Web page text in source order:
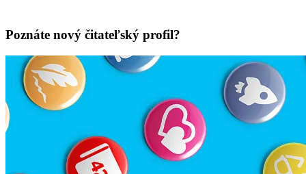
Poznáte nový čitateľský profil?